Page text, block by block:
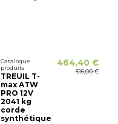
Catalogue
produits
TREUIL T-
max ATW
PRO 12V
2041 kg
corde
synthétique
464,40 €
516,00 €